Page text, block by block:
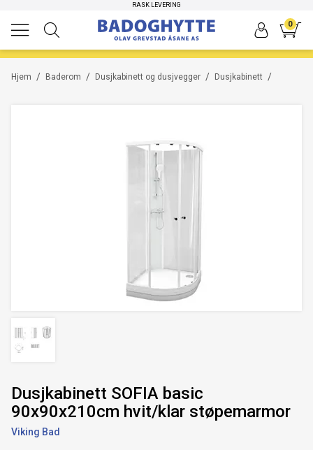
RASK LEVERING
HØYKVALITETS PRODUKTER
0
/
Hjem /
Baderom /
Dusjkabinett og dusjvegger /
Dusjkabinett
Dusjkabinett SOFIA basic
90x90x210cm hvit/klar støpemarmor
Viking Bad